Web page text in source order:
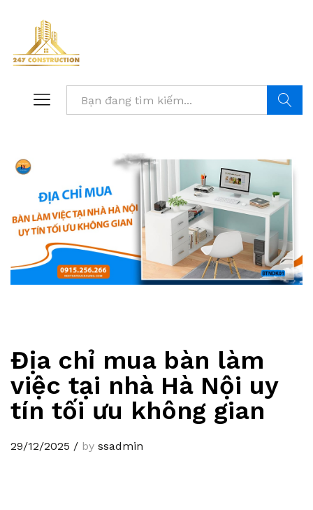
Địa chỉ mua bàn làm
việc tại nhà Hà Nội uy
tín tối ưu không gian
29/12/2025 / by ssadmin